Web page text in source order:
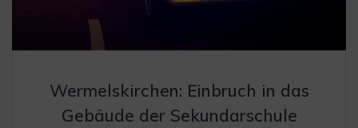
Wermelskirchen: Einbruch in das
Gebäude der Sekundarschule